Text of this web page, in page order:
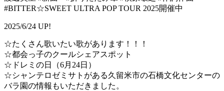
#BITTER☆SWEET ULTRA POP TOUR 2025開催中
2025/6/24 UP!
☆たくさん歌いたい歌があります！！！
☆都会っ子のクールシェアスポット
☆ドレミの日（6月24日）
☆シャンテロゼミサトがある久留米市の石橋文化センターの
バラ園の情報もいただきました。